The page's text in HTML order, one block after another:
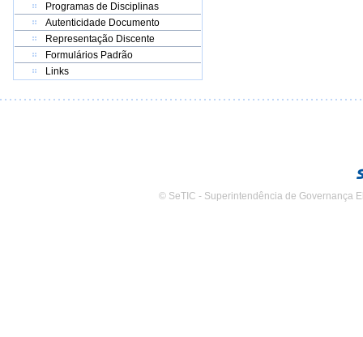
Programas de Disciplinas
Autenticidade Documento
Representação Discente
Formulários Padrão
Links
© SeTIC - Superintendência de Governança